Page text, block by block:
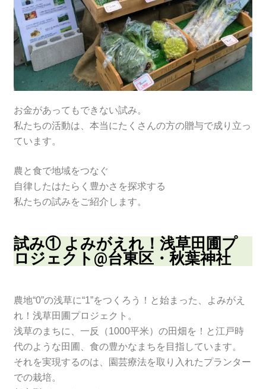
お金があってもできない試み。
私たちの活動は、本当にたくさんの方の贈与で成り立っ
ています。
農と食で地域をつなぐ
自律したはたらく豊かさを探求する
私たちの試みをご紹介します。
試み① よみがえれ！浅草田圃プ
ロジェクト@台東区・秋葉神社
農地“0”の浅草に“1”をつくろう！と始まった、よみがえ
れ！浅草田圃プロジェクト。
浅草のまちに、一反（1000平米）の田畑を！と江戸時
代のような田圃、食の豊かなまちを目指しています。
それを実現するのは、園芸療法を取り入れたプランター
での栽培。